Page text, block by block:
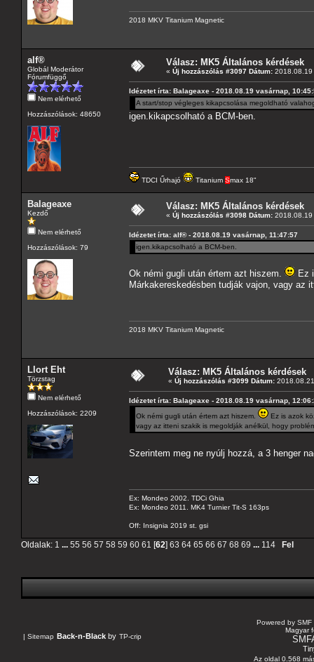
2018 MKV Titanium Magnetic
alf®
Globál Moderátor
Fórumfüggő
Nem elérhető
Hozzászólások: 48650
Válasz: MK5 Általános kérdések
« Új hozzászólás #3097 Dátum: 2018.08.19
Idézetet írta: Balageaxe - 2018.08.19 vasárnap,
A start/stop végleges kikapcsolása megoldható
igen.kikapcsolható a BCM-ben.
TDCI Űrhajó Titanium Smax 18"
Balageaxe
Kezdő
Nem elérhető
Hozzászólások: 79
Válasz: MK5 Általános kérdések
« Új hozzászólás #3098 Dátum:
Idézetet írta: alf® - 2018.08.19 vasárnap, 11:47:57
igen.kikapcsolható a BCM-ben.
Ok némi gugli után értem azt hiszem.
Ez
Márkakereskedésben tudják vajon, vagy az
2018 MKV Titanium Magnetic
Llort Eht
Törzstag
Nem elérhető
Hozzászólások: 2209
Válasz: MK5 Általános kérdések
« Új hozzászólás #3099 Dátum:
Idézetet írta: Balageaxe - 2018.08.19 vasárnap,
Ok némi gugli után értem azt hiszem.
Ez is azok
vagy az itteni szakik is megoldják anélkül, hogy
Szerintem meg ne nyúlj hozzá, a 3 henger
Ex: Mondeo 2002. TDCi Ghia
Ex: Mondeo 2011. MK4 Turnier Tit-S 163ps
Off: Insignia 2019 st. gsi
Oldalak: 1 ... 55 56 57 58 59 60 61 [62] 63 64 65 66 67 68 69 ... 114 Fel
| Sitemap Back-n-Black by TP-crip
Powered by SMF
Magyar
Az oldal 0.568